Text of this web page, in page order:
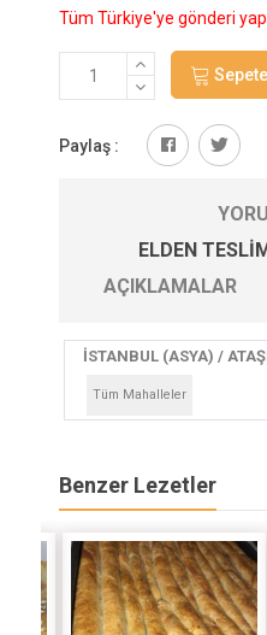
Tüm Türkiye'ye gönderi
Paylaş :
ELDEN
AÇIKLAMALAR
İSTANBUL (ASYA) /
Tüm Mahalleler
Benzer Lezetler